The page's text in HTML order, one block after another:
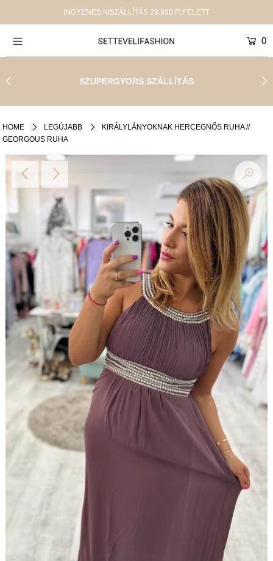
INGYENES KISZÁLLÍTÁS 29.990 Ft FELETT
0
SZUPERGYORS SZÁLLÍTÁS
HOME LEGÚJABB
KIRÁLYLÁNYOKNAK HERCEGNŐS RUHA //
GEORGOUS RUHA
Shop
Infinity
Rólunk
Jelentkezz be, vagy hozz létre egy fiókot